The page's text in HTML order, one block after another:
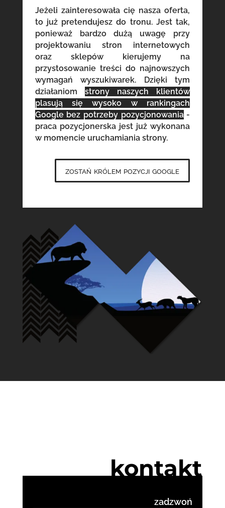
Jeżeli zainteresowała cię nasza oferta,
to już pretendujesz do tronu. Jest tak,
ponieważ bardzo dużą uwagę przy
projektowaniu stron internetowych
oraz sklepów kierujemy na
przystosowanie treści do najnowszych
wymagań wyszukiwarek. Dzięki tym
działaniom strony naszych klientów
plasują się wysoko w rankingach
Google bez potrzeby pozycjonowania-
praca pozycjonerska jest już wykonana
w momencie uruchamiania strony.
zostań królem pozycji google
kontakt
zadzwoń